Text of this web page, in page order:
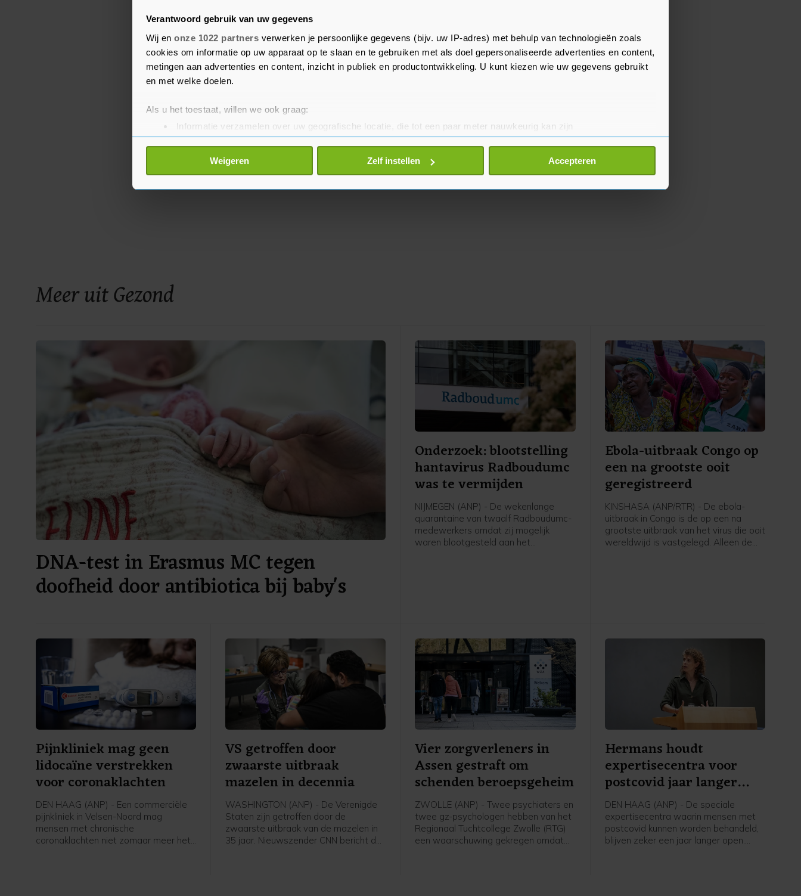
Verantwoord gebruik van uw gegevens
Wij en onze 1022 partners verwerken je persoonlijke gegevens (bijv. uw IP-adres) met behulp van technologieën zoals
cookies om informatie op uw apparaat op te slaan en te gebruiken met als doel gepersonaliseerde advertenties en content,
metingen aan advertenties en content, inzicht in publiek en productontwikkeling. U kunt kiezen wie uw gegevens gebruikt
en met welke doelen.
Als u het toestaat, willen we ook graag:
Informatie verzamelen over uw geografische locatie, die tot een paar meter nauwkeurig kan zijn
Uw apparaat identificeren door het actief te scannen op specifieke eigenschappen (fingerprinting)
Lees meer over hoe uw persoonlijke gegevens worden verwerkt en stel uw voorkeuren in het
detailgedeelte
toestemming op elk moment wijzigen of intrekken in de Cookieverklaring.
Weigeren Zelf instellen Accepteren
Meer uit Gezond
DNA-test in Erasmus MC tegen
doofheid door antibiotica bij baby's
Onderzoek: blootstelling
hantavirus Radboudumc
was te vermijden
NIJMEGEN (ANP) - De wekenlange
quarantaine van twaalf Radboudumc-
medewerkers omdat zij mogelijk
waren blootgesteld aan het
Ebola-uitbraak Congo op
een na grootste ooit
geregistreerd
KINSHASA (ANP/RTR) - De ebola-
uitbraak in Congo is de op een na
grootste uitbraak van het virus die ooit
wereldwijd is vastgelegd. Alleen de
Pijnkliniek mag geen
lidocaïne verstrekken
voor coronaklachten
DEN HAAG (ANP) - Een commerciële
pijnkliniek in Velsen-Noord mag
mensen met chronische
coronaklachten niet zomaar meer het
VS getroffen door
zwaarste uitbraak
mazelen in decennia
WASHINGTON (ANP) - De Verenigde
Staten zijn getroffen door de
zwaarste uitbraak van de mazelen in
35 jaar. Nieuwszender CNN bericht dat
Vier zorgverleners in
Assen gestraft om
schenden beroepsgeheim
ZWOLLE (ANP) - Twee psychiaters en
twee gz-psychologen hebben van het
Regionaal Tuchtcollege Zwolle (RTG)
een waarschuwing gekregen omdat
Hermans houdt
expertisecentra voor
postcovid jaar langer
open
DEN HAAG (ANP) - De speciale
expertisecentra waarin mensen met
postcovid kunnen worden behandeld,
blijven zeker een jaar langer open.